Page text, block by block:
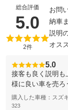
総合評価
5.0 （
2件
お問
納車
説明
オス
5.0
接客も良く説明も
様に良い車を売ろ
購入した車種：スズ
323